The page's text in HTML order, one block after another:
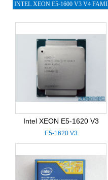
INTEL XEON E5-1600 V3 V4
Intel XEON E5-1620 V3
E5-1620 V3